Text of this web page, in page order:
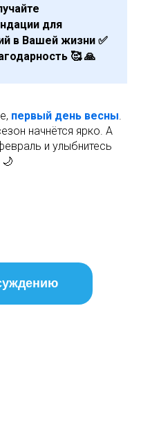
для
в Вашей жизни ✅
🥰 🙏
первый день весны
начнётся ярко. А
и улыбнитесь